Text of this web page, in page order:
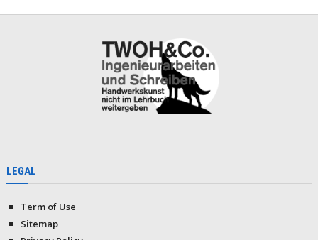
LEGAL
Term of Use
Sitemap